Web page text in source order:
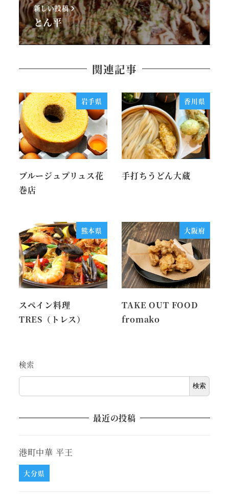
新しい投稿
とん平
関連記事
岩手県
ブルージュプリュス花
巻店
香川県
手打ちうどん大蔵
熊本県
スペイン料理
TRES（トレス）
大阪府
TAKE OUT FOOD
fromako
検索
検索
最近の投稿
港町中華 平王
大分県